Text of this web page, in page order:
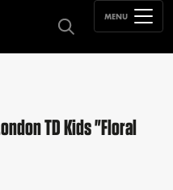
MENU
TD Kids "Floral